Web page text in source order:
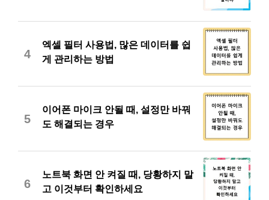
4
엑셀 필터 사용법, 많은 데이터를 쉽
게 관리하는 방법
5
이어폰 마이크 안될 때, 설정만 바꿔
도 해결되는 경우
6
노트북 화면 안 켜질 때, 당황하지 말
고 이것부터 확인하세요